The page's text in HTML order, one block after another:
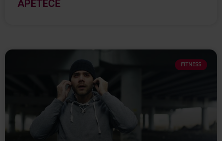
APETECE
FITNESS